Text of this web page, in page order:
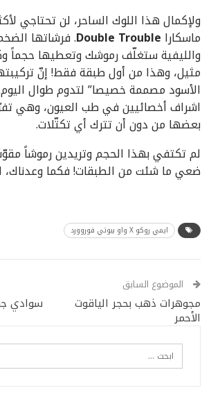
ولإكمال هذا اللوك الساحر، لن تحتاجي
ماسكارا Double Trouble. فرشاتها
والليفية ستغلّف رموشك وتعطيها حجماً
مثيل، وهذا من أول طبقة فقط! إنّ
الأسود مصممة خصيصا” لتدوم طوال
اشراف أخصائيين في طب العيون، وهي
بعضها من دون أن تترك أي تكتّلات.
لم تكتفي بهذا الحجم وتريدين رموشاً
ضعي ما شئت من الطبقات! فكما وعدناك،
ايمي روكو X واو بيوتي فوروورد
الموضوع السابق
مجوهرات ذهب بحجر الياقوت
الأحمر
سوادي